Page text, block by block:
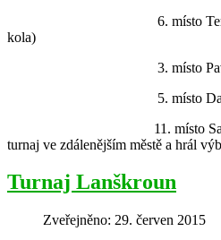
6. místo Tereza
kola)
3. místo Pavel
5. místo Daniel
11. místo Sam Dušek
turnaj ve zdálenějším městě a hrál
Turnaj Lanškroun
Zveřejněno: 29. červen 2015